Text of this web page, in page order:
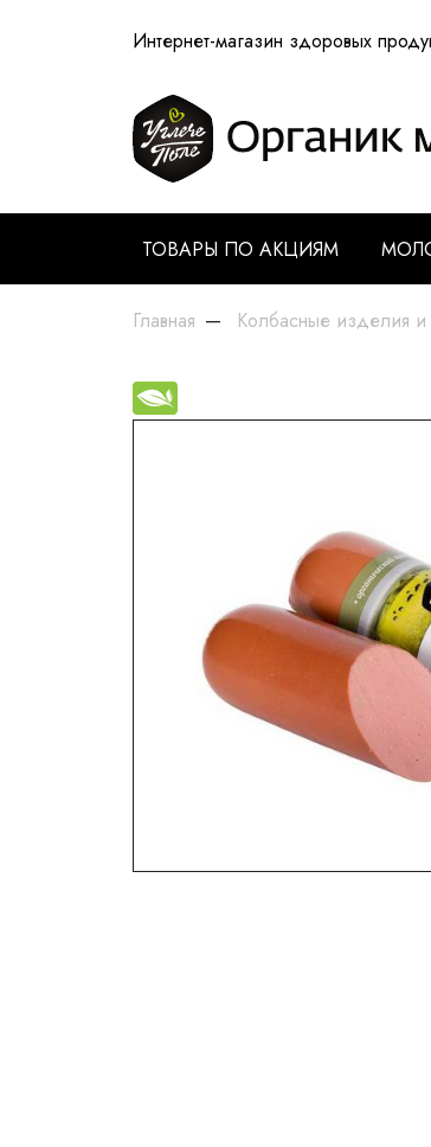
Интернет-магазин здоровых
ТОВАРЫ ПО АКЦИЯМ
Главная Колбасные изделия